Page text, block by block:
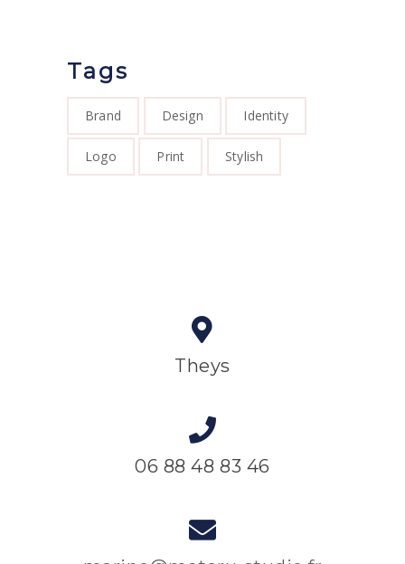
Tags
Brand Design Identity
Logo Print Stylish
Theys
06 88 48 83 46